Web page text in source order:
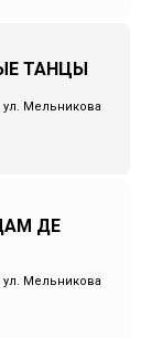
ТАНЦЫ
ул. Мельникова
ДЕ
ул. Мельникова